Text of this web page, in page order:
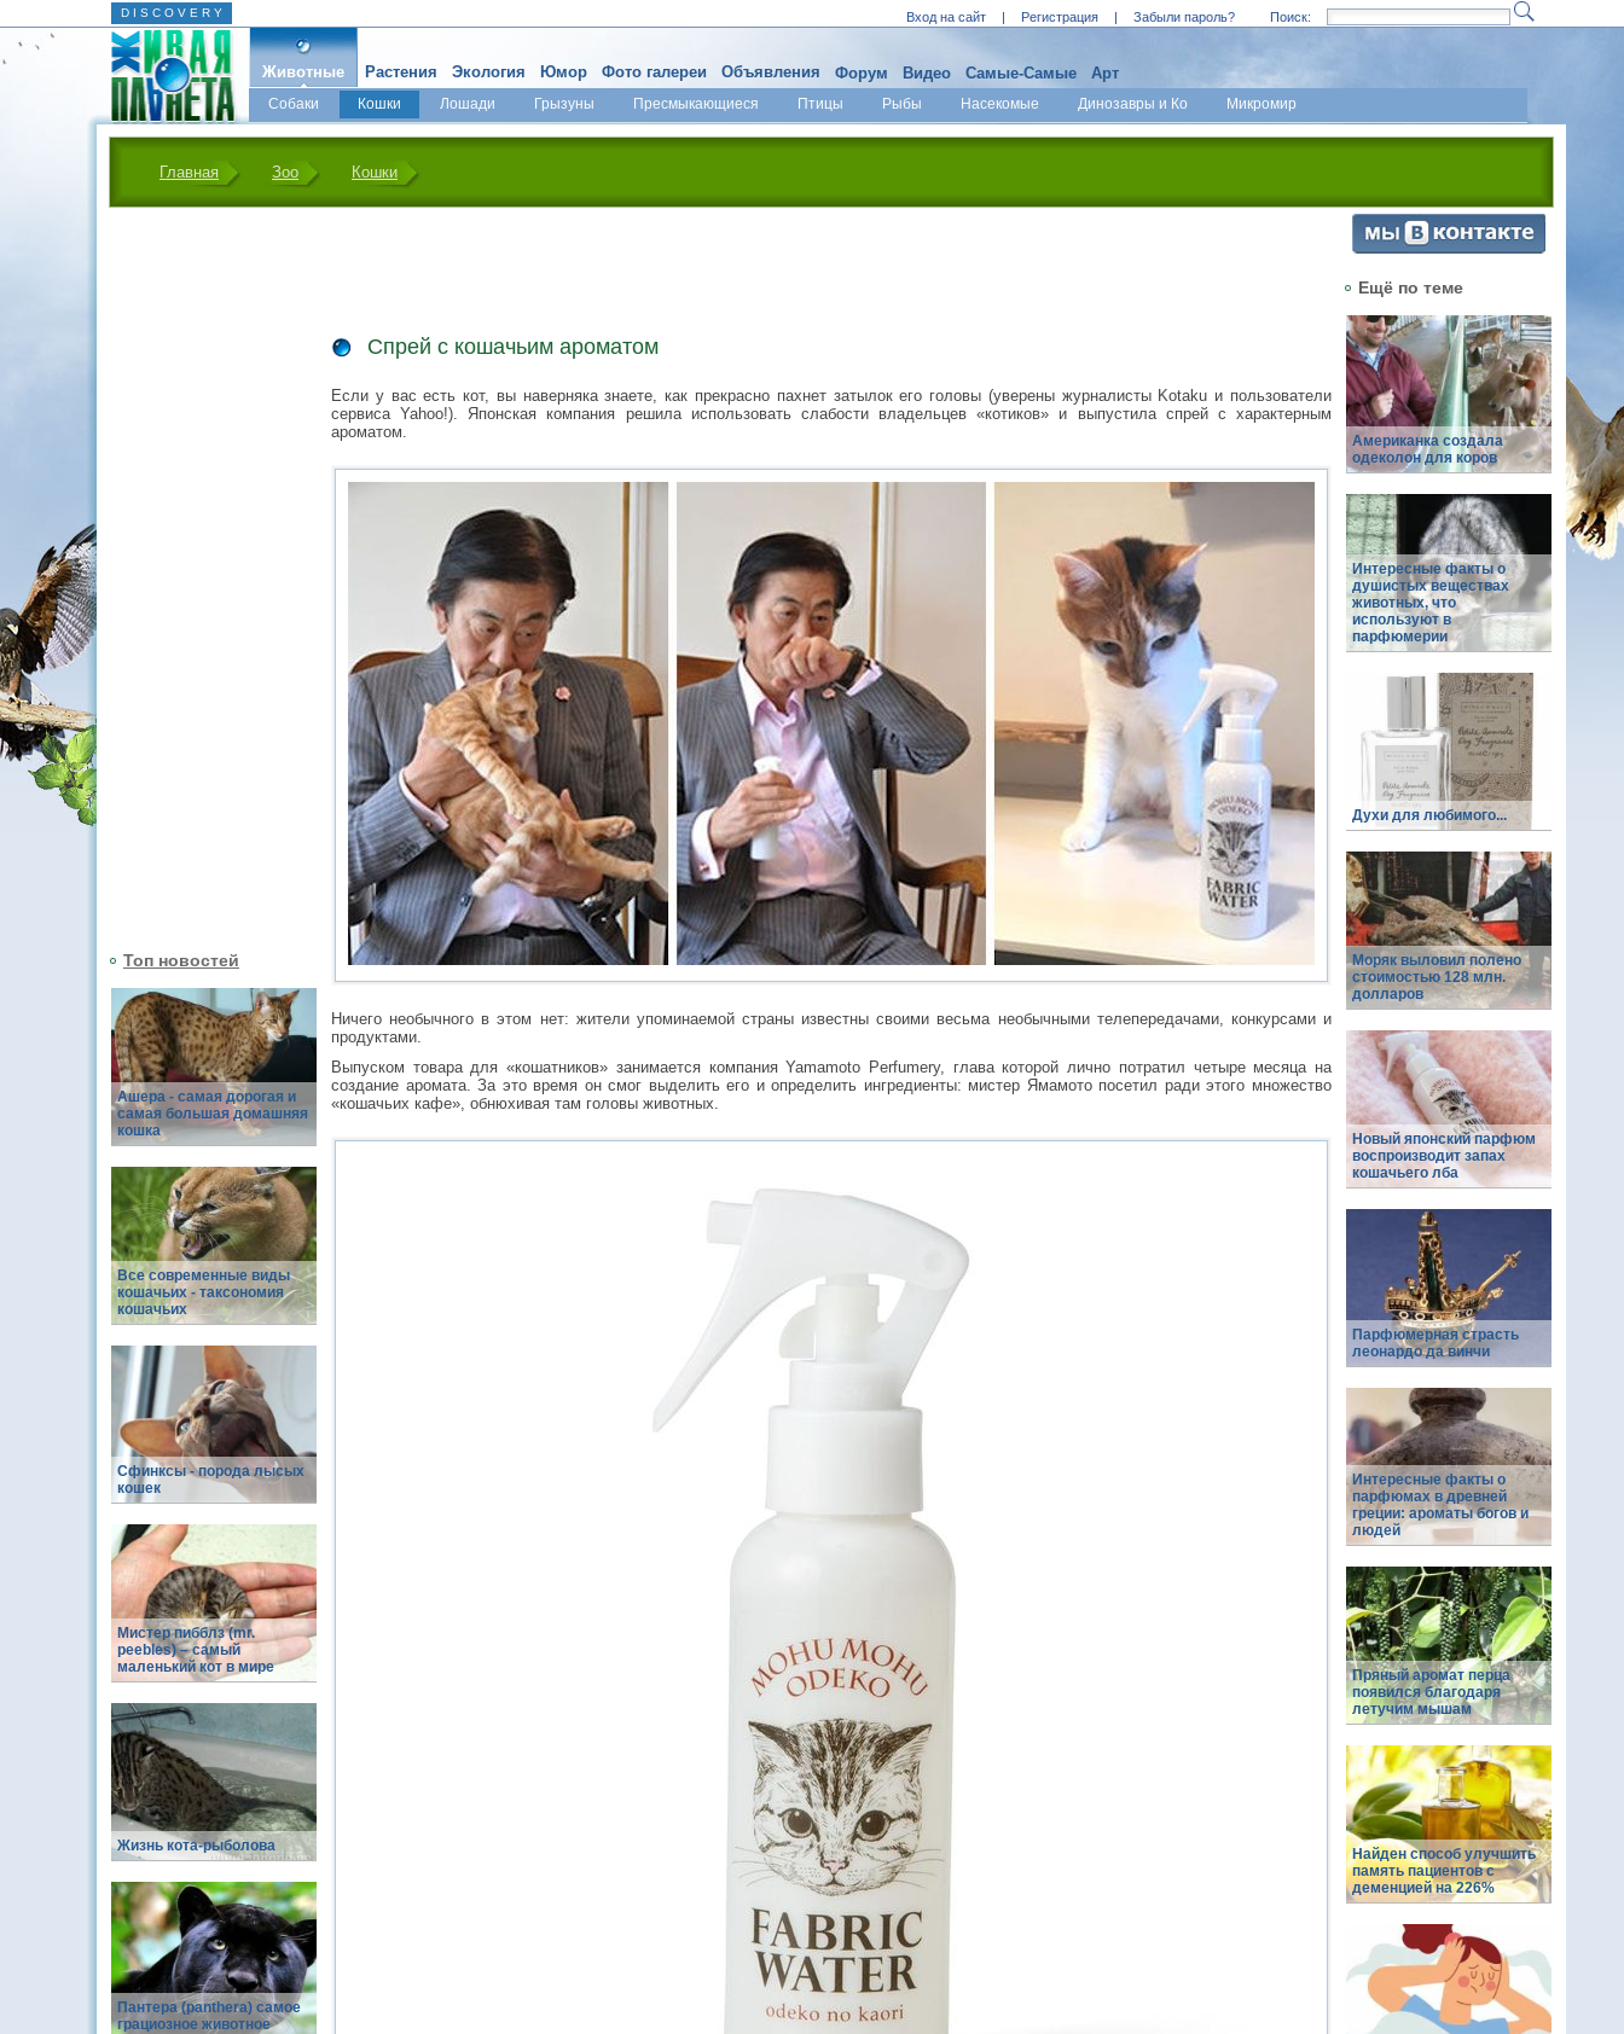
D I S C O V E R Y Вход на сайт | Регистрация | Забыли пароль? Поиск:
Животные
Собаки Кошки Лошади Грызуны Пресмыкающиеся Птицы Рыбы Насекомые Динозавры и Ко Микромир
Растения Экология Юмор Фото галереи Объявления Форум Видео Самые-Самые Арт
Главная Зоо Кошки
Топ новостей
Ашера - самая дорогая и
самая большая домашняя
кошка
Все современные виды
кошачьих - таксономия
кошачьих
Сфинксы - порода лысых
кошек
Мистер пибблз (mr.
peebles) – самый
маленький кот в мире
Жизнь кота-рыболова
Пантера (panthera) самое
грациозное животное
Спрей с кошачьим ароматом
Если у вас есть кот, вы наверняка знаете, как прекрасно пахнет затылок его головы (уверены журналисты Kotaku и пользователи
сервиса Yahoo!). Японская компания решила использовать слабости владельцев «котиков» и выпустила спрей с характерным
ароматом.
Ничего необычного в этом нет: жители упоминаемой страны известны своими весьма необычными телепередачами, конкурсами и
продуктами.
Выпуском товара для «кошатников» занимается компания Yamamoto Perfumery, глава которой лично потратил четыре месяца на
создание аромата. За это время он смог выделить его и определить ингредиенты: мистер Ямамото посетил ради этого множество
«кошачьих кафе», обнюхивая там головы животных.
Ещё по теме
Американка создала
одеколон для коров
Интересные факты о
душистых веществах
животных, что
используют в
парфюмерии
Духи для любимого...
Моряк выловил полено
стоимостью 128 млн.
долларов
Новый японский парфюм
воспроизводит запах
кошачьего лба
Парфюмерная страсть
леонардо да винчи
Интересные факты о
парфюмах в древней
греции: ароматы богов и
людей
Пряный аромат перца
появился благодаря
летучим мышам
Найден способ улучшить
память пациентов с
деменцией на 226%